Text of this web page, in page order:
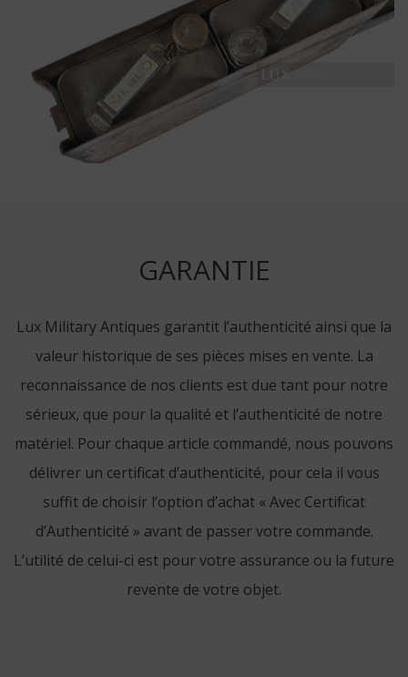
GARANTIE
Lux Military Antiques garantit l’authenticité ainsi que la
valeur historique de ses pièces mises en vente. La
reconnaissance de nos clients est due tant pour notre
sérieux, que pour la qualité et l’authenticité de notre
matériel. Pour chaque article commandé, nous pouvons
délivrer un certificat d’authenticité, pour cela il vous
suffit de choisir l’option d’achat « Avec Certificat
d’Authenticité » avant de passer votre commande.
L’utilité de celui-ci est pour votre assurance ou la future
revente de votre objet.